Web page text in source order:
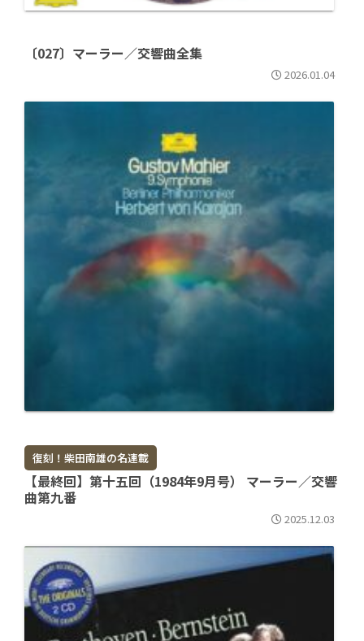
〔027〕マーラー／交響曲全集
2026.01.04
復刻！柴田南雄の名連載
【最終回】第十五回（1984年9月号） マーラー／交響
曲第九番
2025.12.03